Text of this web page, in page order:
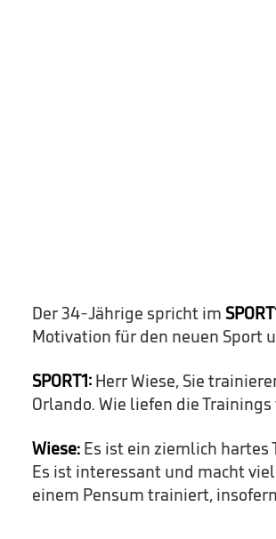
Der 34-Jährige spricht im
Motivation für den neuen Sport
SPORT1: Herr Wiese, Sie
Orlando. Wie liefen die Trainings
Wiese: Es ist ein ziemlich hartes
Es ist interessant und macht
einem Pensum trainiert,